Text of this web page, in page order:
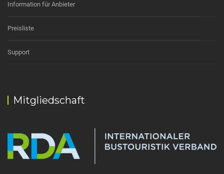
Information für Anbieter
Preisliste
Support
Mitgliedschaft